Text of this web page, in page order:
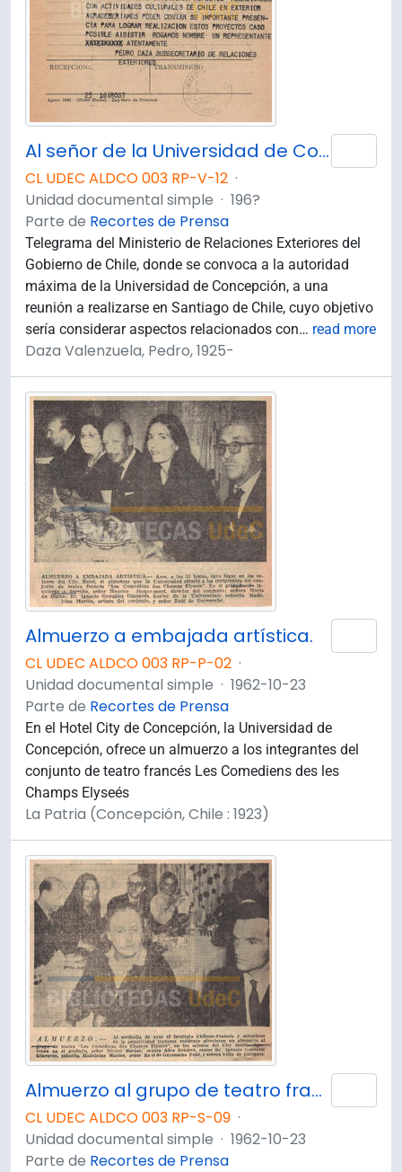
Al señor de la Universidad de Concepción [Telegrama] / Pedro Daza.
CL UDEC ALDCO 003 RP-V-12 ·
Unidad documental simple · 196?
Parte de Recortes de Prensa
Telegrama del Ministerio de Relaciones Exteriores del
Gobierno de Chile, donde se convoca a la autoridad
máxima de la Universidad de Concepción, a una
reunión a realizarse en Santiago de Chile, cuyo objetivo
sería considerar aspectos relacionados con… read more
Daza Valenzuela, Pedro, 1925-
Almuerzo a embajada artística.
CL UDEC ALDCO 003 RP-P-02 ·
Unidad documental simple · 1962-10-23
Parte de Recortes de Prensa
En el Hotel City de Concepción, la Universidad de
Concepción, ofrece un almuerzo a los integrantes del
conjunto de teatro francés Les Comediens des les
Champs Elyseés
La Patria (Concepción, Chile : 1923)
Almuerzo al grupo de teatro francés Les Comediens des Champs Elysées.
CL UDEC ALDCO 003 RP-S-09 ·
Unidad documental simple · 1962-10-23
Parte de Recortes de Prensa